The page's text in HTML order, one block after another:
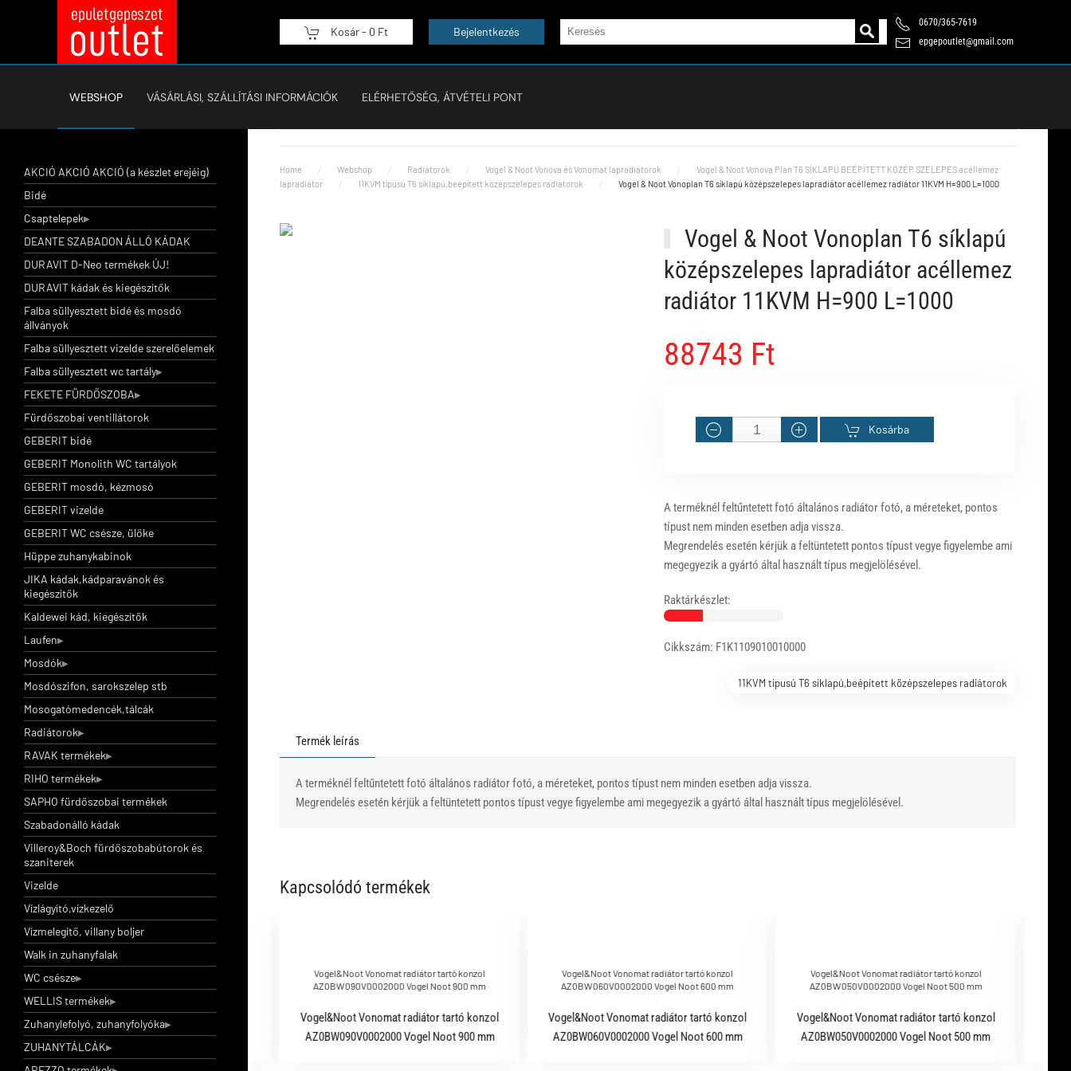
Fő tartalom átugrása Kosár - 0 Ft Bejelentkezés
0670/365-7619
epgepoutlet@gmail.com
WEBSHOP VÁSÁRLÁSI, SZÁLLÍTÁSI INFORMÁCIÓK ELÉRHETŐSÉG, ÁTVÉTELI PONT
Home Webshop Radiátorok Vogel & Noot Vonova és Vonomat lapradiátorok
Vogel & Noot Vonova Plan T6 SÍKLAPÚ BEÉPÍTETT KÖZÉP SZELEPES acéllemez
lapradiátor
11KVM típusú T6 síklapú,beépített középszelepes radiátorok Vogel & Noot Vonoplan T6 síklapú középszelepes lapradiátor acéllemez radiátor 11KVM H=900 L=1000
Vogel & Noot Vonoplan T6 síklapú
középszelepes lapradiátor acéllemez
radiátor 11KVM H=900 L=1000
88743 Ft
Kosárba
A terméknél feltűntetett fotó általános radiátor fotó, a méreteket, pontos
típust nem minden esetben adja vissza.
Megrendelés esetén kérjük a feltüntetett pontos típust vegye figyelembe ami
megegyezik a gyártó által használt típus megjelölésével.
Raktárkészlet:
Cikkszám: F1K1109010010000
11KVM típusú T6 síklapú,beépített középszelepes radiátorok
Termék leírás
A terméknél feltűntetett fotó általános radiátor fotó, a méreteket, pontos típust nem minden esetben adja vissza.
Megrendelés esetén kérjük a feltüntetett pontos típust vegye figyelembe ami megegyezik a gyártó által használt típus megjelölésével.
Kapcsolódó termékek
Vogel&Noot radiátor dugószett, kézi légtelenítővel
Vogel&Noot radiátor dugószett, kézi
légtelenítővel 1/2
Vogel&Noot Vonomat radiátor tartó konzol
AZ0BW090V0002000 Vogel Noot 900 mm
Vogel&Noot Vonomat radiátor tartó konzol
AZ0BW090V0002000 Vogel Noot 900 mm
Vogel&Noot Vonomat radiátor tartó konzol
AZ0BW060V0002000 Vogel Noot 600 mm
Vogel&Noot Vonomat radiátor tartó konzol
AZ0BW060V0002000 Vogel Noot 600 mm
Vogel&Noot Vonomat radiátor tartó konzol
AZ0BW050V0002000 Vogel Noot 500 mm
Vogel&Noot Vonomat radiátor tartó konzol
AZ0BW050V0002000 Vogel Noot 500 mm
AKCIÓ AKCIÓ AKCIÓ (a készlet erejéig)
Bidé
Csaptelepek
DEANTE SZABADON ÁLLÓ KÁDAK
DURAVIT D-Neo termékek ÚJ!
DURAVIT kádak és kiegészítők
Falba süllyesztett bidé és mosdó
állványok
Falba süllyesztett vizelde szerelőelemek
Falba süllyesztett wc tartály
FEKETE FÜRDŐSZOBA
Fürdőszobai ventillátorok
GEBERIT bidé
GEBERIT Monolith WC tartályok
GEBERIT mosdó, kézmosó
GEBERIT vizelde
GEBERIT WC csésze, ülőke
Hüppe zuhanykabinok
JIKA kádak,kádparavánok és
kiegészítők
Kaldewei kád, kiegészítők
Laufen
Mosdók
Mosdószifon, sarokszelep stb
Mosogatómedencék,tálcák
Radiátorok
RAVAK termékek
RIHO termékek
SAPHO fürdőszobai termékek
Szabadonálló kádak
Villeroy&Boch fürdőszobabútorok és
szaniterek
Vizelde
Vízlágyító,vízkezelő
Vízmelegítő, villany boljer
Walk in zuhanyfalak
WC csésze
WELLIS termékek
Zuhanylefolyó, zuhanyfolyóka
ZUHANYTÁLCÁK